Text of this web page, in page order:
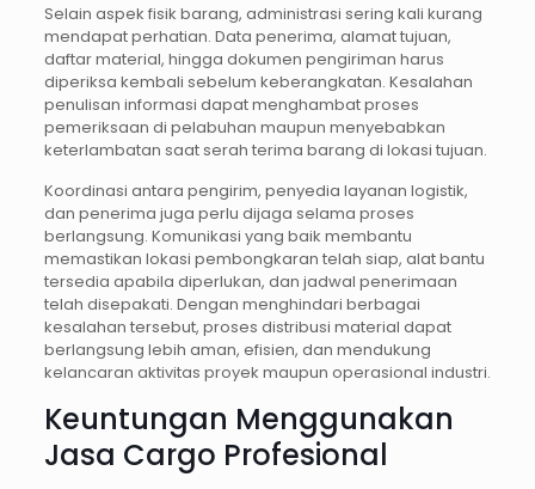
Selain aspek fisik barang, administrasi sering kali kurang
mendapat perhatian. Data penerima, alamat tujuan,
daftar material, hingga dokumen pengiriman harus
diperiksa kembali sebelum keberangkatan. Kesalahan
penulisan informasi dapat menghambat proses
pemeriksaan di pelabuhan maupun menyebabkan
keterlambatan saat serah terima barang di lokasi tujuan.
Koordinasi antara pengirim, penyedia layanan logistik,
dan penerima juga perlu dijaga selama proses
berlangsung. Komunikasi yang baik membantu
memastikan lokasi pembongkaran telah siap, alat bantu
tersedia apabila diperlukan, dan jadwal penerimaan
telah disepakati. Dengan menghindari berbagai
kesalahan tersebut, proses distribusi material dapat
berlangsung lebih aman, efisien, dan mendukung
kelancaran aktivitas proyek maupun operasional industri.
Keuntungan Menggunakan
Jasa Cargo Profesional